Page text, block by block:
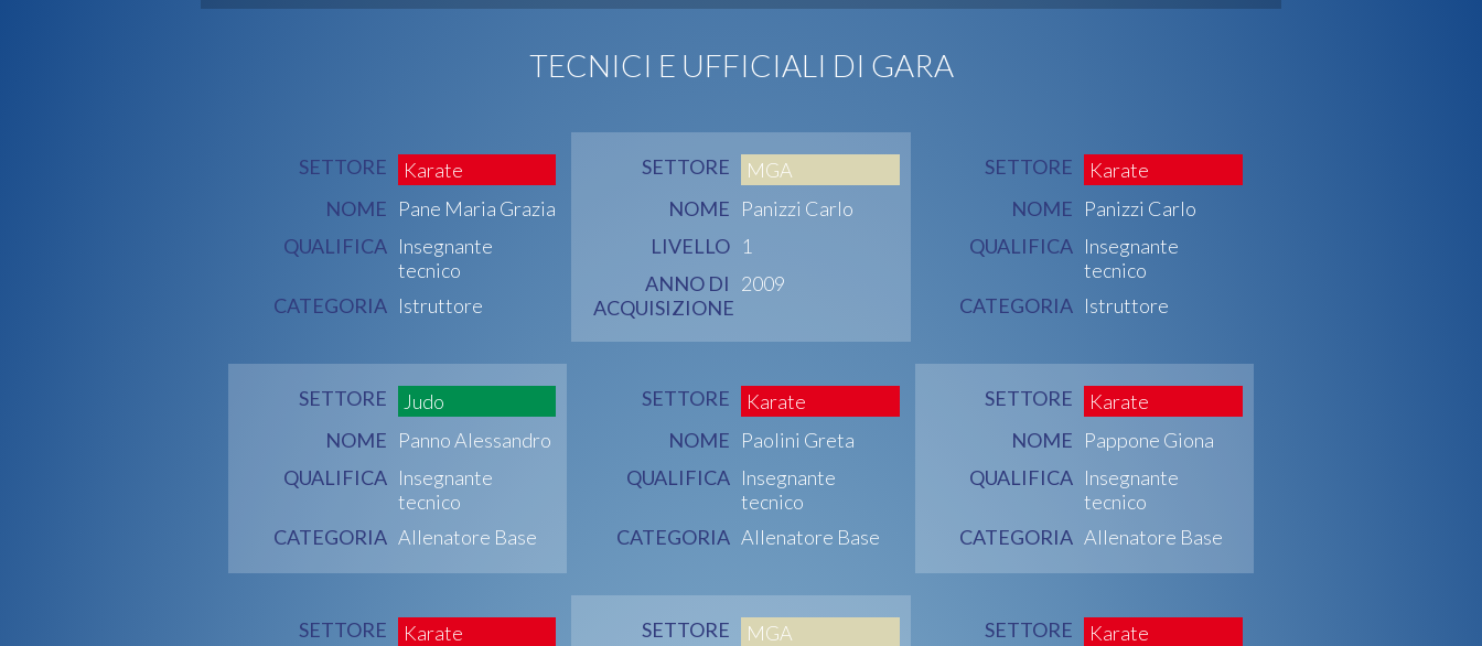
TECNICI E UFFICIALI DI GARA
SETTORE
Karate
NOME Pane Maria Grazia
QUALIFICA Insegnante
tecnico
CATEGORIA Istruttore
SETTORE
MGA
NOME Panizzi Carlo
LIVELLO 1
ANNO DI
ACQUISIZIONE
2009
SETTORE
Karate
NOME Panizzi Carlo
QUALIFICA Insegnante
tecnico
CATEGORIA Istruttore
SETTORE
Judo
NOME Panno Alessandro
QUALIFICA Insegnante
tecnico
CATEGORIA Allenatore Base
SETTORE
Karate
NOME Paolini Greta
QUALIFICA Insegnante
tecnico
CATEGORIA Allenatore Base
SETTORE
Karate
NOME Pappone Giona
QUALIFICA Insegnante
tecnico
CATEGORIA Allenatore Base
SETTORE
Karate
SETTORE
MGA
SETTORE
Karate